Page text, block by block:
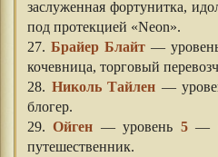
заслуженная фортунитка,
под протекцией «Neon».
27. Брайер Блайт—
кочевница, торговый
28. Николь Тайлен —
блогер.
29.Ойген — уровень 5—
путешественник.